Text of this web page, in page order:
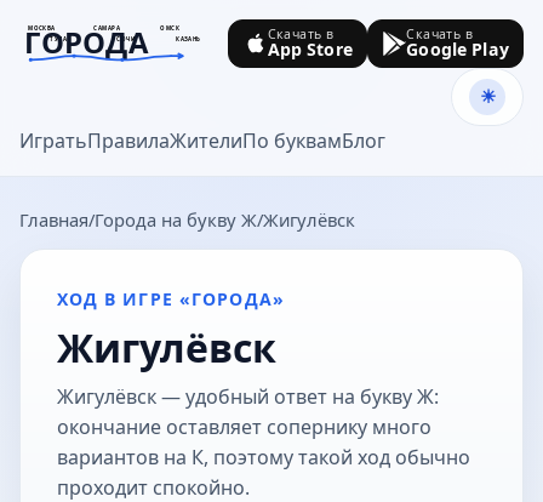
МОСКВА САМАРА
ОМСК
ТУЛА
СОЧИ КАЗАНЬ
ГОРОДА
goroda-na.ru
ИгратьПравилаЖителиПо буквамБлог
Скачать в
App Store
Скачать в
Google Play
Главная Города на букву Ж Жигулёвск
ХОД В ИГРЕ «ГОРОДА»
Жигулёвск
Жигулёвск — удобный ответ на букву Ж:
окончание оставляет сопернику много
вариантов на К, поэтому такой ход обычно
проходит спокойно.